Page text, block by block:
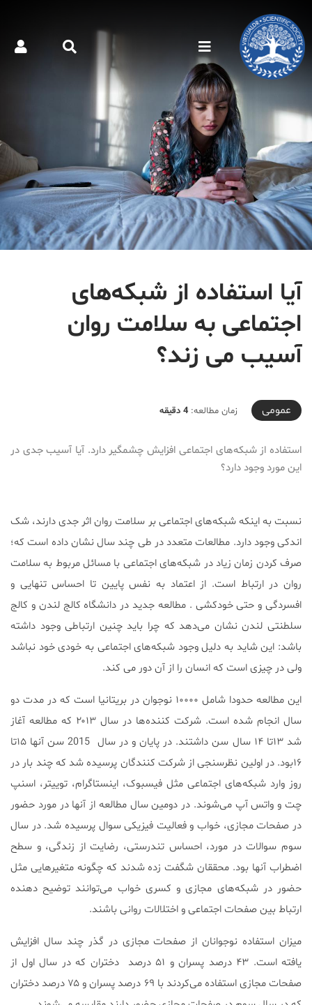
آیا استفاده از شبکه‌های
اجتماعی به سلامت روان
آسیب می زند؟
2019-08-19T14:45:28+04:30
عمومی زمان مطالعه: 4 دقیقه
استفاده از شبکه‌های اجتماعی افزایش چشمگیر دارد. آیا آسیب جدی در
این مورد وجود دارد؟
نسبت به اینکه شبکه‌های اجتماعی بر سلامت روان اثر جدی دارند، شک
اندکی وجود دارد. مطالعات متعدد در طی چند سال نشان داده است که؛
صرف کردن زمان زیاد در شبکه‌های اجتماعی با مسائل مربوط به سلامت
روان در ارتباط است. از اعتماد به نفس پایین تا احساس تنهایی و
افسردگی و حتی خودکشی . مطالعه جدید در دانشگاه کالج لندن و کالج
سلطنتی لندن نشان می‌دهد که چرا باید چنین ارتباطی وجود داشته
باشد: این شاید به دلیل وجود شبکه‌های اجتماعی به خودی خود نباشد
ولی در چیزی است که انسان را از آن دور می کند.
این مطالعه حدودا شامل ۱۰۰۰۰ نوجوان در بریتانیا است که در مدت دو
سال انجام شده است. شرکت کننده‌ها در سال ۲۰۱۳ که مطالعه آغاز
شد ۱۳تا ۱۴ سال سن داشتند. در پایان و در سال 2015 سن آنها ۱۵تا
۱۶بود. در اولین نظرسنجی از شرکت کنندگان پرسیده شد که چند بار در
روز وارد شبکه‌های اجتماعی مثل فیسبوک، اینستاگرام، توییتر، اسنپ
چت و واتس آپ می‌شوند. در دومین سال مطالعه از آنها در مورد حضور
در صفحات مجازی، خواب و فعالیت فیزیکی سوال پرسیده شد. در سال
سوم سوالات در مورد، احساس تندرستی، رضایت از زندگی، و سطح
اضطراب آنها بود. محققان شگفت زده شدند که چگونه متغیرهایی مثل
حضور در شبکه‌های مجازی و کسری خواب می‌توانند توضیح دهنده
ارتباط بین صفحات اجتماعی و اختلالات روانی باشند.
میزان استفاده نوجوانان از صفحات مجازی در گذر چند سال‎ افزایش
یافته است. ۴۳ درصد پسران و ۵۱ درصد دختران که در سال اول از
صفحات مجازی استفاده می‌کردند با ۶۹ درصد پسران و ۷۵ درصد دختران